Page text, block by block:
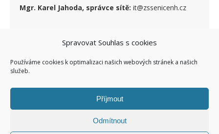
Spravovat Souhlas s cookies
Používáme cookies k optimalizaci našich webových stránek a našich
služeb.
Příjmout
Odmítnout
Mgr. Karel Jahoda, správce sítě: it@zssenicenh.cz
SOCIÁLNÍ SÍTĚ